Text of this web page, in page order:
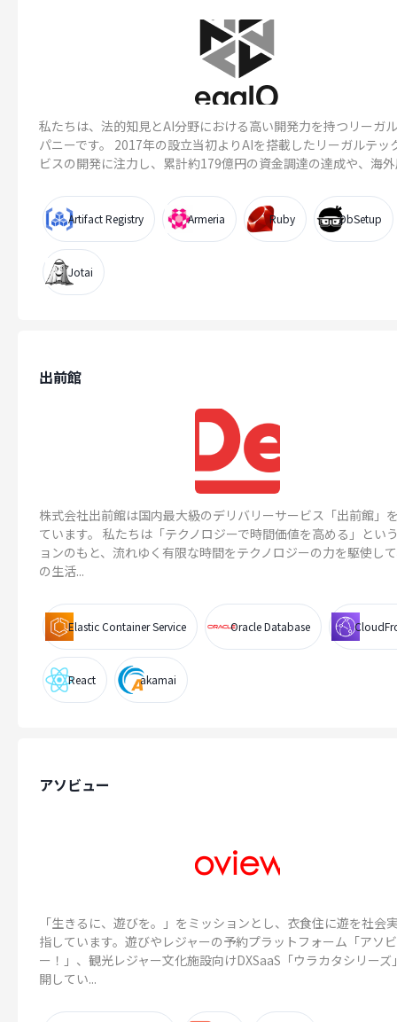
私たちは、法的知見とAI分野における高い開発力を持つリーガ
パニーです。 2017年の設立当初よりAIを搭載したリーガルテッ
ビスの開発に注力し、累計約179億円の資金調達の達成や、海外
Artifact Registry Armeria Ruby DbSetup
Jotai
出前館
株式会社出前館は国内最大級のデリバリーサービス「出前館」
ています。 私たちは「テクノロジーで時間価値を高める」とい
ョンのもと、流れゆく有限な時間をテクノロジーの力を駆使し
の生活...
Elastic Container Service Oracle Database
React akamai
アソビュー
「生きるに、遊びを。」をミッションとし、衣食住に遊を社会
指しています。遊びやレジャーの予約プラットフォーム「アソ
ー！」、観光レジャー文化施設向けDXSaaS「ウラカタシリーズ
開してい...